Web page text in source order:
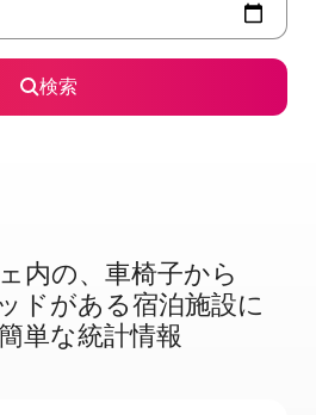
検索
内⁠の⁠、車⁠椅⁠子⁠か⁠ら
ド⁠が⁠あ⁠る宿⁠泊⁠施⁠設⁠に
単⁠な統⁠計⁠情⁠報